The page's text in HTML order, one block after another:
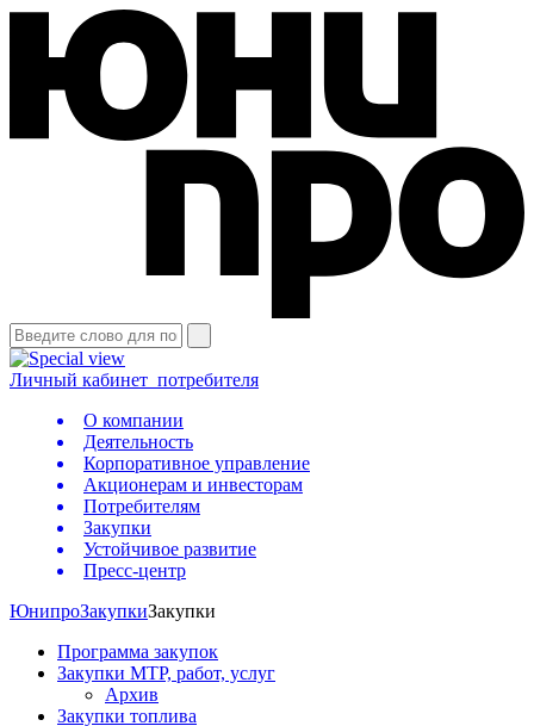
Личный кабинет потребителя
О компании
Деятельность
Корпоративное управление
Акционерам и инвесторам
Потребителям
Закупки
Устойчивое развитие
Пресс-центр
ЮнипроЗакупкиЗакупки
Программа закупок
Закупки МТР, работ, услуг
Архив
Закупки топлива